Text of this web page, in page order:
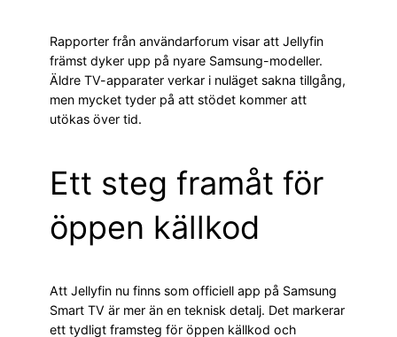
Rapporter från användarforum visar att Jellyfin
främst dyker upp på nyare Samsung-modeller.
Äldre TV-apparater verkar i nuläget sakna tillgång,
men mycket tyder på att stödet kommer att
utökas över tid.
Ett steg framåt för
öppen källkod
Att Jellyfin nu finns som officiell app på Samsung
Smart TV är mer än en teknisk detalj. Det markerar
ett tydligt framsteg för öppen källkod och